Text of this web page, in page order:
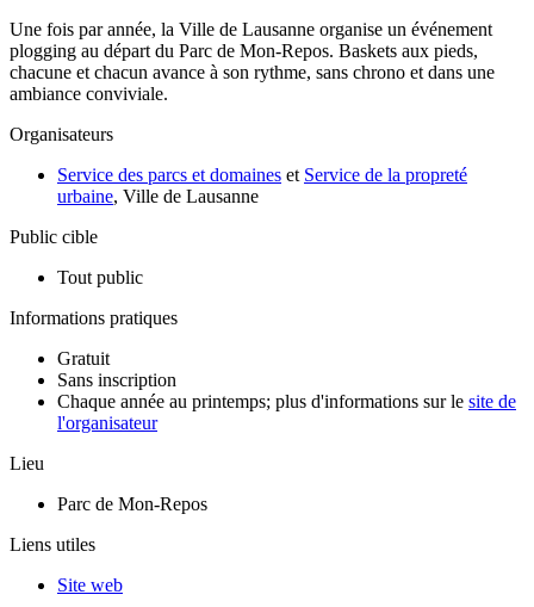
Une fois par année, la Ville de Lausanne organise un événement
plogging au départ du Parc de Mon-Repos. Baskets aux pieds,
chacune et chacun avance à son rythme, sans chrono et dans une
ambiance conviviale.
Organisateurs
Service des parcs et domaines et Service de la propreté
urbaine, Ville de Lausanne
Public cible
Tout public
Informations pratiques
Gratuit
Sans inscription
Chaque année au printemps; plus d'informations sur le site de
l'organisateur
Lieu
Parc de Mon-Repos
Liens utiles
Site web